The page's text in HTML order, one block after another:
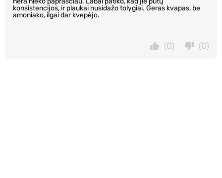
konsistencijos, ir plaukai nusidažo tolygiai. Geras kvapas, be
amoniako, ilgai dar kvepėjo.
(0)
(0)